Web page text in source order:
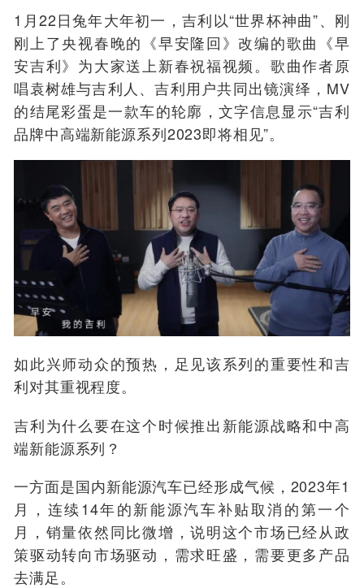
1月22日兔年大年初一，吉利以“世界杯神曲”、刚
刚上了央视春晚的《早安隆回》改编的歌曲《早
安吉利》为大家送上新春祝福视频。歌曲作者原
唱袁树雄与吉利人、吉利用户共同出镜演绎，MV
的结尾彩蛋是一款车的轮廓，文字信息显示“吉利
品牌中高端新能源系列2023即将相见”。
如此兴师动众的预热，足见该系列的重要性和吉
利对其重视程度。
吉利为什么要在这个时候推出新能源战略和中高
端新能源系列？
一方面是国内新能源汽车已经形成气候，2023年1
月，连续14年的新能源汽车补贴取消的第一个
月，销量依然同比微增，说明这个市场已经从政
策驱动转向市场驱动，需求旺盛，需要更多产品
去满足。